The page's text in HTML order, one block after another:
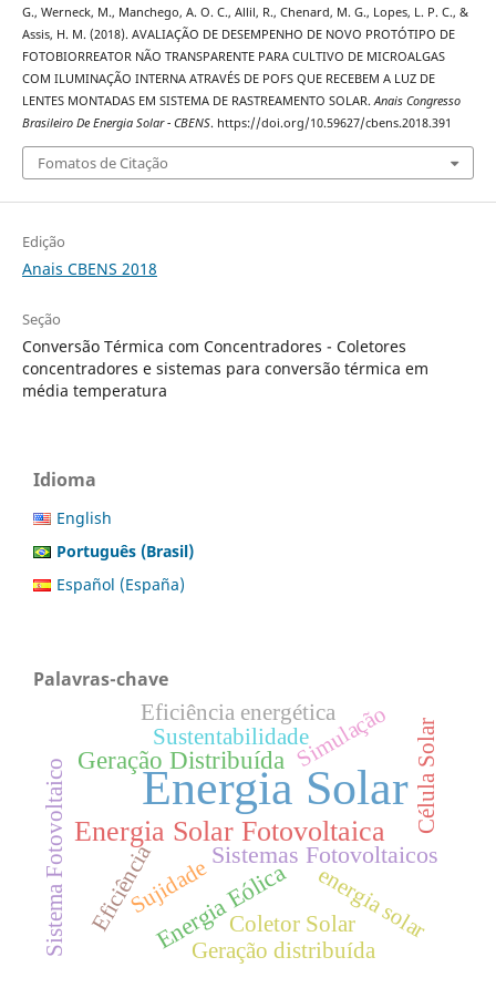
G., Werneck, M., Manchego, A. O. C., Allil, R., Chenard, M. G., Lopes, L. P. C., &
Assis, H. M. (2018). AVALIAÇÃO DE DESEMPENHO DE NOVO PROTÓTIPO DE
FOTOBIORREATOR NÃO TRANSPARENTE PARA CULTIVO DE MICROALGAS
COM ILUMINAÇÃO INTERNA ATRAVÉS DE POFS QUE RECEBEM A LUZ DE
LENTES MONTADAS EM SISTEMA DE RASTREAMENTO SOLAR.Anais Congresso
Brasileiro De Energia Solar - CBENS. https://doi.org/10.59627/cbens.2018.391
Fomatos de Citação
Edição
Anais CBENS 2018
Seção
Conversão Térmica com Concentradores - Coletores
concentradores e sistemas para conversão térmica em
média temperatura
Idioma
English
Português (Brasil)
Español (España)
Palavras-chave
Energia Solar
Energia Solar Fotovoltaica
Geração Distribuída
Sistemas Fotovoltaicos
Energia Eólica
Sistema Fotovoltaico
Simulação
Sustentabilidade
energia solar
Geração distribuída
EficiênciaSujidade
Eficiência energética
Coletor Solar
Célula Solar